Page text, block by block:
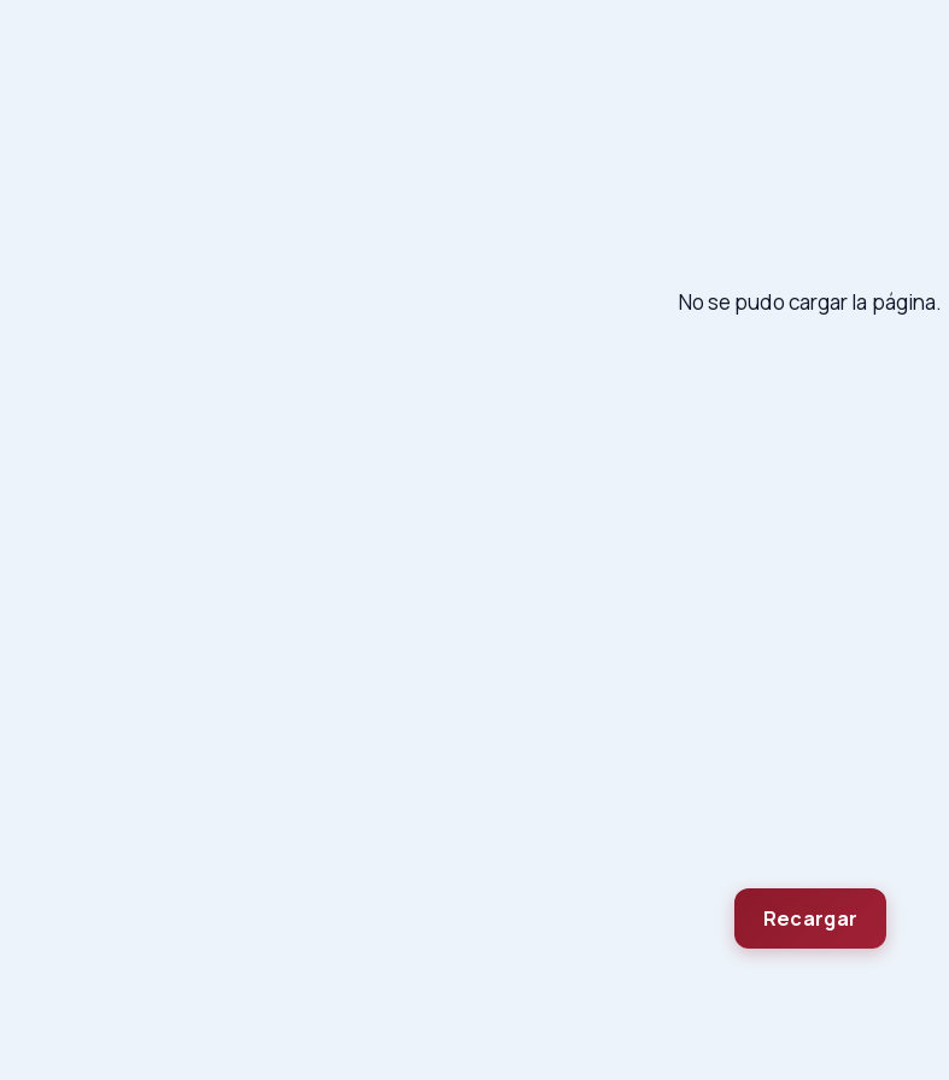
No se pudo cargar la página.
Recargar